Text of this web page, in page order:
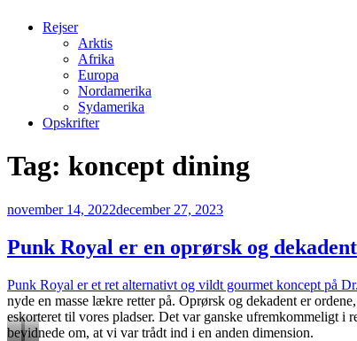
Rejser
Arktis
Afrika
Europa
Nordamerika
Sydamerika
Opskrifter
Tag: koncept dining
Udgivet
november 14, 2022december 27, 2023
Punk Royal er en oprørsk og
Punk Royal er et ret alternativt og vildt gourmet koncept på
nyde en masse lækre retter på. Oprørsk og dekadent er
eskorteret til vores pladser. Det var ganske ufremkommeligt i
bevidnede om, at vi var trådt ind i en anden dimension.